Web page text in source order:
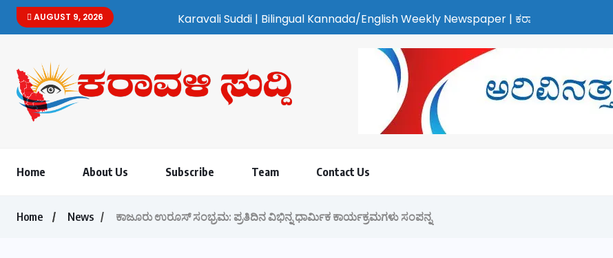
AUGUST 9, 2026 Karavali Suddi | Bilingual Kannada/English Weekly Newspaper | ಕರಾವಳಿ ಸುದ್ದಿ - ಅರವಿನತ್ತ ನಮ್ಮ ಚಿತ್ತ
Home About Us Subscribe Team Contact Us
Home News ಕಾಜೂರು ಉರೂಸ್ ಸಂಭ್ರಮ: ಪ್ರತಿದಿನ ವಿಭಿನ್ನ ಧಾರ್ಮಿಕ ಕಾರ್ಯಕ್ರಮಗಳು ಸಂಪನ್ನ